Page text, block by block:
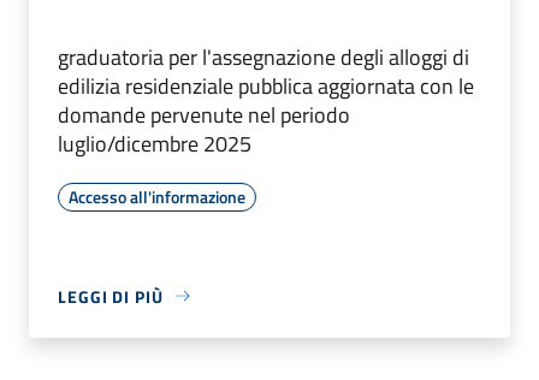
graduatoria per l'assegnazione degli alloggi di
edilizia residenziale pubblica aggiornata con le
domande pervenute nel periodo
luglio/dicembre 2025
Accesso all'informazione
LEGGI DI PIÙ